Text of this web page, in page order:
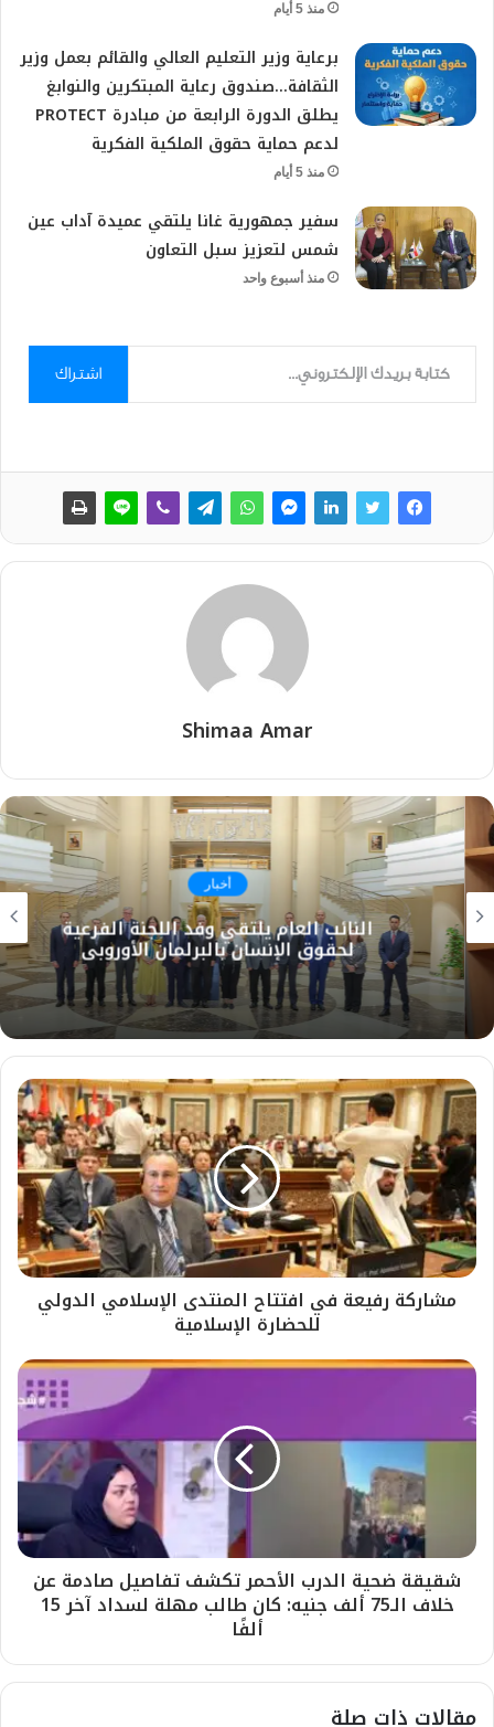
منذ 5 أيام
برعاية وزير التعليم العالي والقائم بعمل وزير
الثقافة…صندوق رعاية المبتكرين والنوابغ
يطلق الدورة الرابعة من مبادرة PROTECT
لدعم حماية حقوق الملكية الفكرية
منذ 5 أيام
سفير جمهورية غانا يلتقي عميدة آداب عين
شمس لتعزيز سبل التعاون
منذ أسبوع واحد
كتابة بريدك الإلكتروني...
اشتراك
Shimaa Amar
أخبار
النائب العام يلتقي وفد اللجنة الفرعية
لحقوق الإنسان بالبرلمان الأوروبي
مشاركة رفيعة في افتتاح المنتدى الإسلامي الدولي
للحضارة الإسلامية
شقيقة ضحية الدرب الأحمر تكشف تفاصيل صادمة عن
خلاف الـ75 ألف جنيه: كان طالب مهلة لسداد آخر 15
ألفًا
مقالات ذات صلة